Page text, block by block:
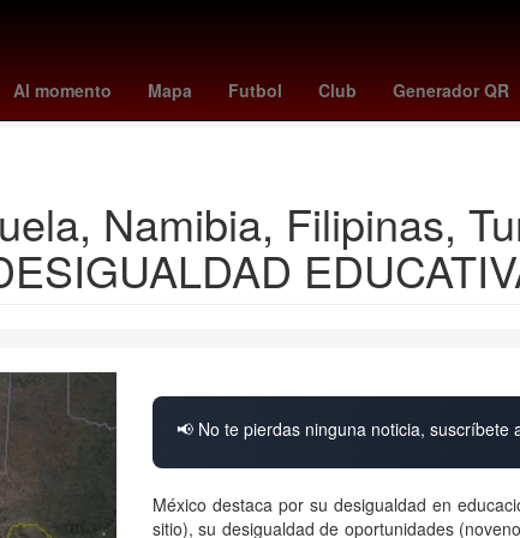
Al momento Mapa Futbol Club Generador QR
Primera División de México Carson Wentz Gobierno
Namibia, Filipinas,
📢 No te pierdas ninguna noticia, suscríbete
México destaca por su desigualdad en
sitio), su desigualdad de oportunidades